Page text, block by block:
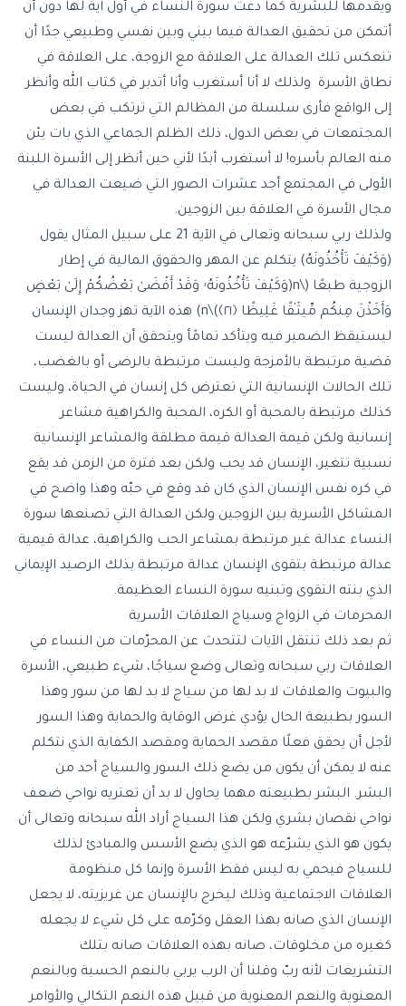
ويقدمها للبشرية كما دعت سورة النساء في أول آية لها دون أن
أتمكن من تحقيق العدالة فيما بيني وبين نفسي وطبيعي جدًا أن
تنعكس تلك العدالة على العلاقة مع الزوجة، على العلاقة في
نطاق الأسرة ولذلك لا أنا أستغرب وأنا أتدبر في كتاب الله وأنظر
إلى الواقع فأرى سلسلة من المظالم التي ترتكب في بعض
المجتمعات في بعض الدول، ذلك الظلم الجماعي الذي بات يئن
منه العالم بأسره! لا أستغرب أبدًا لأني حين أنظر إلى الأسرة اللبنة
الأولى في المجتمع أجد عشرات الصور التي ضيعت العدالة في
مجال الأسرة في العلاقة بين الزوجين.
ولذلك ربي سبحانه وتعالى في الآية 21 على سبيل المثال يقول
(وَكَيْفَ تَأْخُذُونَهُ) يتكلم عن المهر والحقوق المالية في إطار
الزوجية طبعًا (\n(وَكَيْفَ تَأْخُذُونَهُۥ وَقَدْ أَفْضَىٰ بَعْضُكُمْ إِلَىٰ بَعْضٍ
وَأَخَذْنَ مِنكُم مِّيثَـٰقًا غَلِيظًا ﴿٢١﴾)\n) هذه الآية تهز وجدان الإنسان
ليستيقظ الضمير فيه ويتأكد تمامًأ ويتحقق أن العدالة ليست
قضية مرتبطة بالأمزجة وليست مرتبطة بالرضى أو بالغضب،
تلك الحالات الإنسانية التي تعترض كل إنسان في الحياة، وليست
كذلك مرتبطة بالمحبة أو الكره، المحبة والكراهية مشاعر
إنسانية ولكن قيمة العدالة قيمة مطلقة والمشاعر الإنسانية
نسبية تتغير، الإنسان قد يحب ولكن بعد فترة من الزمن قد يقع
في كره نفس الإنسان الذي كان قد وقع في حبّه وهذا واضح في
المشاكل الأسرية بين الزوجين ولكن العدالة التي تصنعها سورة
النساء عدالة غير مرتبطة بمشاعر الحب والكراهية، عدالة قيمية
عدالة مرتبطة بتقوى الإنسان عدالة مرتبطة بذلك الرصيد الإيماني
الذي بنته التقوى وتبنيه سورة النساء العظيمة.
المحرمات في الزواج وسياج العلاقات الأسرية
ثم بعد ذلك تنتقل الآيات لتتحدث عن المحرّمات من النساء في
العلاقات ربي سبحانه وتعالى وضع سياجًا، شيء طبيعي، الأسرة
والبيوت والعلاقات لا بد لها من سياج لا بد لها من سور وهذا
السور بطبيعة الحال يؤدي غرض الوقاية والحماية وهذا السور
لأجل أن يحقق فعلًا مقصد الحماية ومقصد الكفاية الذي نتكلم
عنه لا يمكن أن يكون من يضع ذلك السور والسياج أحد من
البشر. البشر بطبيعته مهما يحاول لا بد أن تعتريه نواحي ضعف
نواحي نقصان بشري ولكن هذا السياج أراد الله سبحانه وتعالى أن
يكون هو الذي يشرّعه هو الذي يضع الأسس والمبادئ لذلك
للسياج فيحمي به ليس فقط الأسرة وإنما كل منظومة
العلاقات الاجتماعية وذلك ليخرج بالإنسان عن غريزيته، لا يجعل
الإنسان الذي صانه بهذا العقل وكرّمه على كل شيء لا يجعله
كغيره من مخلوقات، صانه بهذه العلاقات صانه بتلك
التشريعات لأنه ربّ وقلنا أن الرب يربي بالنعم الحسية وبالنعم
المعنوية والنعم المعنوية من قبيل هذه النعم التكالي والأوامر